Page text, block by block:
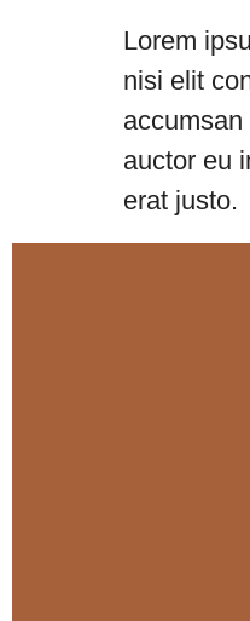
Lorem
nisi elit
auctor eu
erat justo.